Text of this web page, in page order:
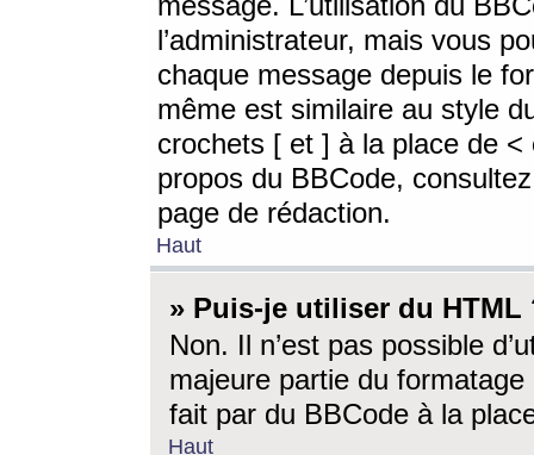
l’administrateur, mais vous
chaque message depuis le
même est similaire au style
crochets [ et ] à la place de <
propos du BBCode,
page de rédaction.
Haut
» Puis-je utiliser du HTML
Non. Il n’est pas possible
majeure partie du
fait par du BBCode à la
Haut